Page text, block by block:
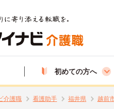
初めての方へ
介護職 看護助手 福井県 越前